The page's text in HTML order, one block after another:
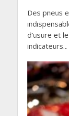
Des pneus
d’usure et
indicateurs...